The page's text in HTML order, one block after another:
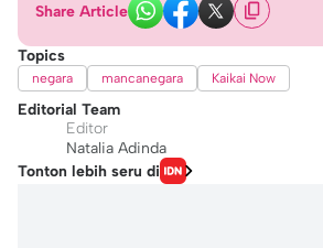
Share Article
Topics
negara mancanegara Kaikai Now
Editorial Team
Editor
Natalia Adinda
Tonton lebih seru di